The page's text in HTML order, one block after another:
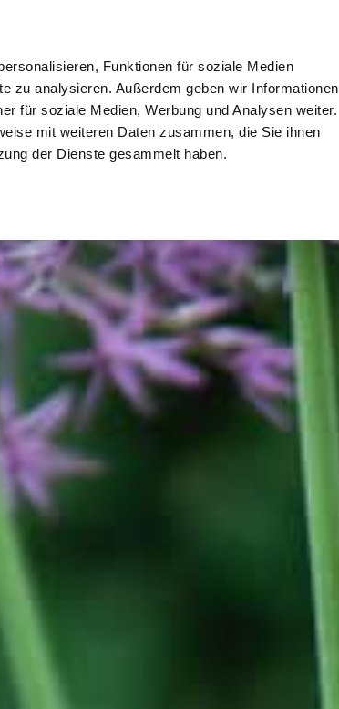
Funktionen für soziale Medien
zu analysieren. Außerdem geben wir Informationen
für soziale Medien, Werbung und Analysen weiter.
mit weiteren Daten zusammen, die Sie ihnen
der Dienste gesammelt haben.